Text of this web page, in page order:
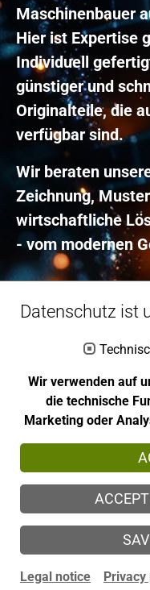
Maschinenbauer
Hier ist Expertise
Individuell
günstiger und
Originalteile, die
verfügbar sind.
Wir beraten
Zeichnung,
wirtschaftliche
- vom modernen
Show larger version
ZaMa GmbH & Co KG |
Datenschutz ist
Wir verwenden auf
die technische
Marketing oder
Legal notice Privacy